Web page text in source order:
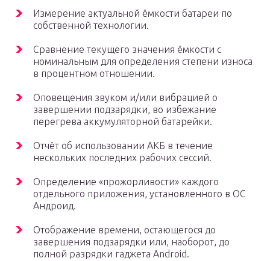
Измерение актуальной ёмкости батареи по
собственной технологии.
Сравнение текущего значения ёмкости с
номинальным для определения степени износа
в процентном отношении.
Оповещения звуком и/или вибрацией о
завершении подзарядки, во избежание
перегрева аккумуляторной батарейки.
Отчёт об использовании АКБ в течение
нескольких последних рабочих сессий.
Определение «прожорливости» каждого
отдельного приложения, установленного в ОС
Андроид.
Отображение времени, остающегося до
завершения подзарядки или, наоборот, до
полной разрядки гаджета Android.